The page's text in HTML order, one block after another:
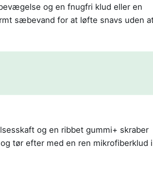
og en fnugfri klud eller en
sæbevand for at løfte snavs uden
og en ribbet gummi+ skraber
tør efter med en ren mikrofiberklud i